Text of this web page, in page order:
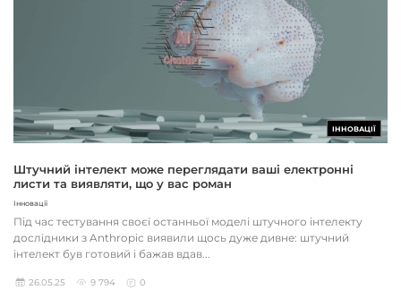
ІННОВАЦІЇ
Штучний інтелект може переглядати ваші електронні
листи та виявляти, що у вас роман
Інновації
Під час тестування своєї останньої моделі штучного інтелекту
дослідники з Anthropic виявили щось дуже дивне: штучний
інтелект був готовий і бажав вдав...
26.05.25 9 794 0